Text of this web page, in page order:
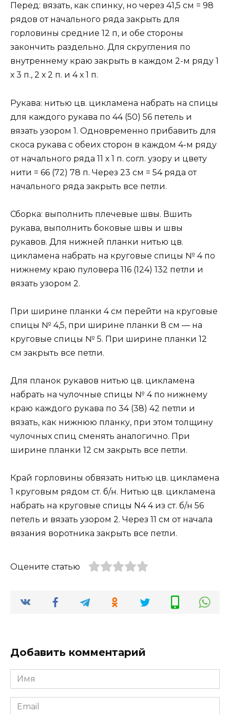
Перед: вязать, как спинку, но через 41,5 см = 98
рядов от начального ряда закрыть для
горловины средние 12 п, и обе стороны
закончить раздельно. Для скругления по
внутреннему краю закрыть в каждом 2-м ряду 1
х 3 п., 2 х 2 п. и 4 х 1 п.
Рукава: нитью цв. цикламена набрать на спицы
для каждого рукава по 44 (50) 56 петель и
вязать узором 1. Одновременно прибавить для
скоса рукава с обеих сторон в каждом 4-м ряду
от начального ряда 11 х 1 п. согл. узору и цвету
нити = 66 (72) 78 п. Через 23 см = 54 ряда от
начального ряда закрыть все петли.
Сборка: выполнить плечевые швы. Вшить
рукава, выполнить боковые швы и швы
рукавов. Для нижней планки нитью цв.
цикламена набрать на круговые спицы № 4 по
нижнему краю пуловера 116 (124) 132 петли и
вязать узором 2.
При ширине планки 4 см перейти на круговые
спицы № 4,5, при ширине планки 8 см — на
круговые спицы № 5. При ширине планки 12
см закрыть все петли.
Для планок рукавов нитью цв. цикламена
набрать на чулочные спицы № 4 по нижнему
краю каждого рукава по 34 (38) 42 петли и
вязать, как нижнюю планку, при этом толщину
чулочных спиц сменять аналогично. При
ширине планки 12 см закрыть все петли.
Край горловины обвязать нитью цв. цикламена
1 круговым рядом ст. б/н. Нитью цв. цикламена
набрать на круговые спицы N4 4 из ст. б/н 56
петель и вязать узором 2. Через 11 см от начала
вязания воротника закрыть все петли.
Оцените статью
Добавить комментарий
Имя
Email